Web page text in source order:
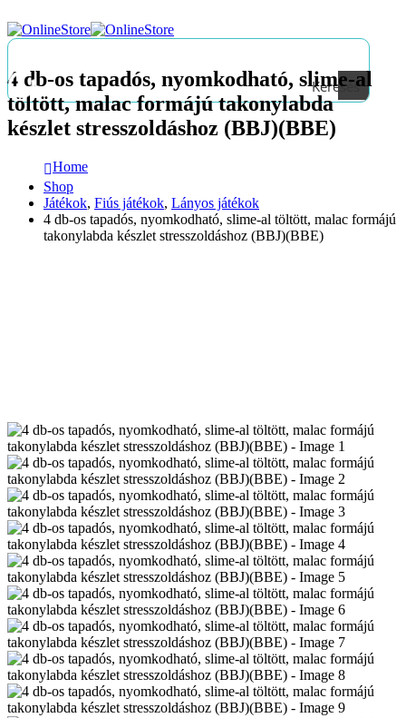
Keresés
4 db-os tapadós, nyomkodható, slime-al
töltött, malac formájú takonylabda
készlet stresszoldáshoz (BBJ)(BBE)
Home
Shop
Játékok, Fiús játékok, Lányos játékok
4 db-os tapadós, nyomkodható, slime-al töltött, malac formájú
takonylabda készlet stresszoldáshoz (BBJ)(BBE)